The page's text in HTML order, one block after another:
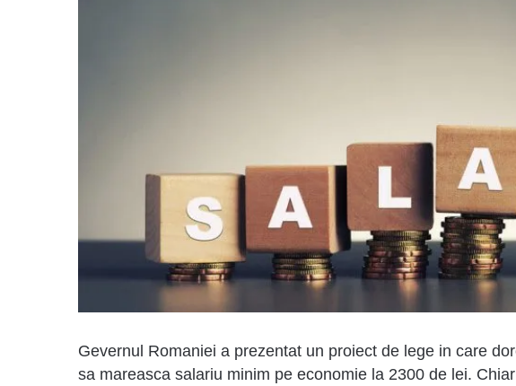
Gevernul Romaniei a prezentat un proiect de lege in care
sa mareasca salariu minim pe economie la 2300 de lei.